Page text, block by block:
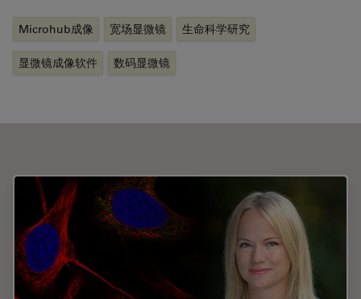
Microhub成像 宽场显微镜 生命科学研究
显微镜成像软件 数码显微镜